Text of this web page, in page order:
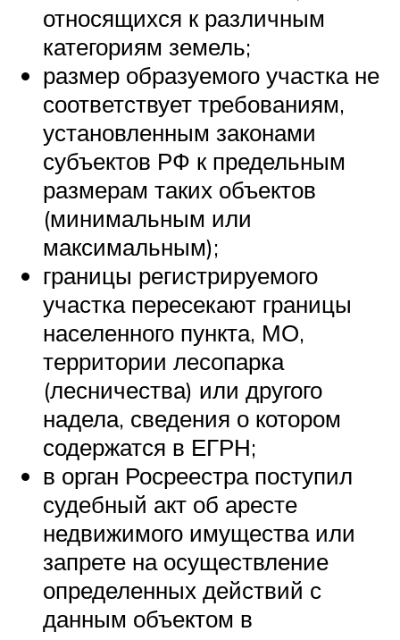
относящихся к различным
категориям земель;
размер образуемого участка не
соответствует требованиям,
установленным законами
субъектов РФ к предельным
размерам таких объектов
(минимальным или
максимальным);
границы регистрируемого
участка пересекают границы
населенного пункта, МО,
территории лесопарка
(лесничества) или другого
надела, сведения о котором
содержатся в ЕГРН;
в орган Росреестра поступил
судебный акт об аресте
недвижимого имущества или
запрете на осуществление
определенных действий с
данным объектом в